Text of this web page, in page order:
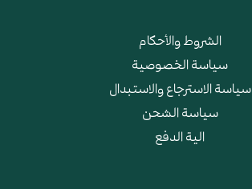
الشروط والأحكام
سياسة الخصوصية
سياسة الاسترجاع والاستبدال
سياسة الشحن
الية الدفع